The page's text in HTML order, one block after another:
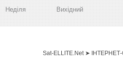
Неділя
Вихідний